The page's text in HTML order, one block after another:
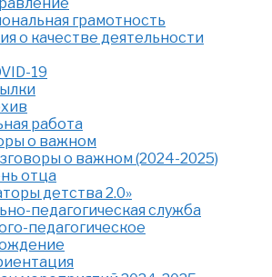
грамотность
о качестве деятельности
19
работа
о важном
о важном (2024-2025)
отца
детства 2.0»
педагогическая служба
педагогическое